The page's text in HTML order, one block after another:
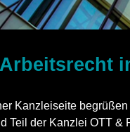
Kanzleiseite
Teil der Kanzlei OTT